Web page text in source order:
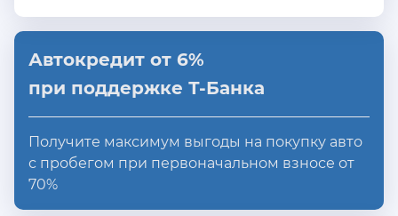
Автокредит от 6%
при поддержке Т-Банка
Получите максимум выгоды на покупку авто
с пробегом при первоначальном взносе от
70%